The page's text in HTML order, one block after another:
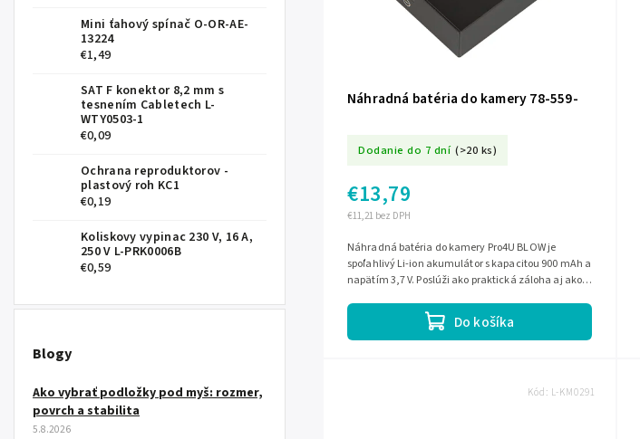
Mini ťahový spínač O-OR-AE-
13224
€1,49
SAT F konektor 8,2 mm s
tesnením Cabletech L-
WTY0503-1
€0,09
Ochrana reproduktorov -
plastový roh KC1
€0,19
Koliskovy vypinac 230 V, 16 A,
250 V L-PRK0006B
€0,59
Blogy
Ako vybrať podložky pod myš: rozmer,
povrch a stabilita
5.8.2026
Náhradná batéria do kamery 78-559-
Dodanie do 7 dní (>20 ks)
€11,21 bez DPH
€13,79
Do košíka
Náhradná batéria do kamery Pro4U BLOW je
spoľahlivý Li-ion akumulátor s kapacitou 900 mAh a
napätím 3,7 V. Poslúži ako praktická záloha aj ako
Kód: L-KM0291